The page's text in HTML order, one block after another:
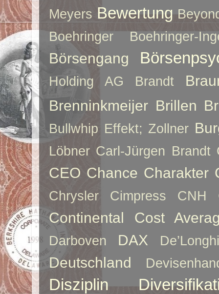
Meyers Bewertung
Boehringer
Boehringer-
Börsengang
Holding AG Brandt
Brenninkmeijer Brillen
Bullwhip Effekt; Zollner
Löbner Carl-Jürgen Brandt
CEO Chance Charakter
Chrysler Cimpress CNH
Continental Cost
Darboven DAX De’Longhi
Deutschland
Disziplin